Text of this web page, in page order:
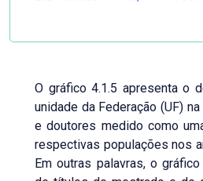
O gráfico 4.1.5 apresenta o
unidade da Federação (UF)
e doutores medido como
respectivas populações nos
Em outras palavras, o